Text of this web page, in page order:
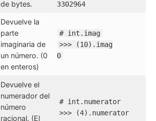
de bytes.
3302964
Devuelve la
parte
imaginaria de
un número. (0
en enteros)
# int.imag
>>> (10).imag
0
Devuelve el
numerador del
número
racional. (El
# int.numerator
>>> (4).numerator